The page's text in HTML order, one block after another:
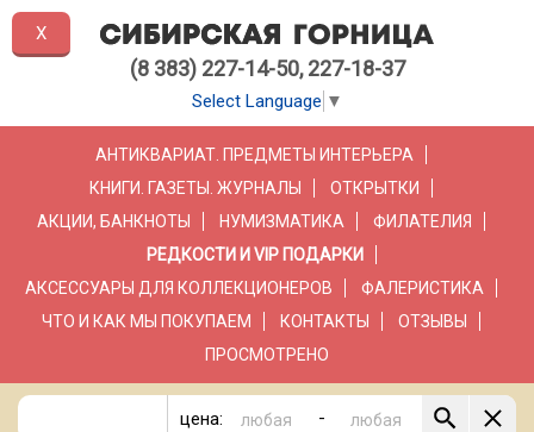
(8 383) 227-14-50, 227-18-37
Select Language ▼
АНТИКВАРИАТ. ПРЕДМЕТЫ ИНТЕРЬЕРА
КНИГИ. ГАЗЕТЫ. ЖУРНАЛЫ
ОТКРЫТКИ
АКЦИИ, БАНКНОТЫ
НУМИЗМАТИКА
ФИЛАТЕЛИЯ
РЕДКОСТИ И VIP ПОДАРКИ
АКСЕССУАРЫ ДЛЯ КОЛЛЕКЦИОНЕРОВ
ФАЛЕРИСТИКА
ЧТО И КАК МЫ ПОКУПАЕМ
КОНТАКТЫ
ОТЗЫВЫ
ПРОСМОТРЕНО
цена: -
X